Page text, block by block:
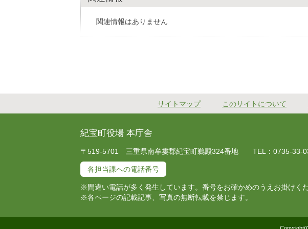
関連情報はありません
サイトマップ このサイトについて
紀宝町役場 本庁舎
〒519-5701 三重県南牟婁郡紀宝町鵜殿324番地 TEL：0735-33-
各担当課への電話番号
※間違い電話が多く発生しています。番号をお確かめのうえお掛けく
※各ページの記載記事、写真の無断転載を禁じます。